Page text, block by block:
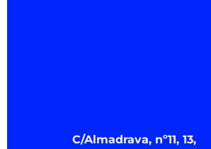
C/Almadrava, nº11, 13,